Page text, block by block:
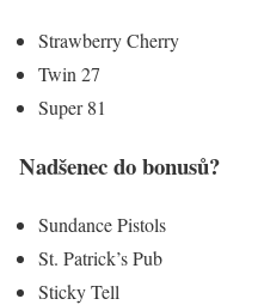
Strawberry Cherry
Twin 27
Super 81
Nadšenec do bonusů?
Sundance Pistols
St. Patrick’s Pub
Sticky Tell